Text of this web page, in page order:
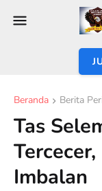
Beranda Berita
Tas
Imbalan